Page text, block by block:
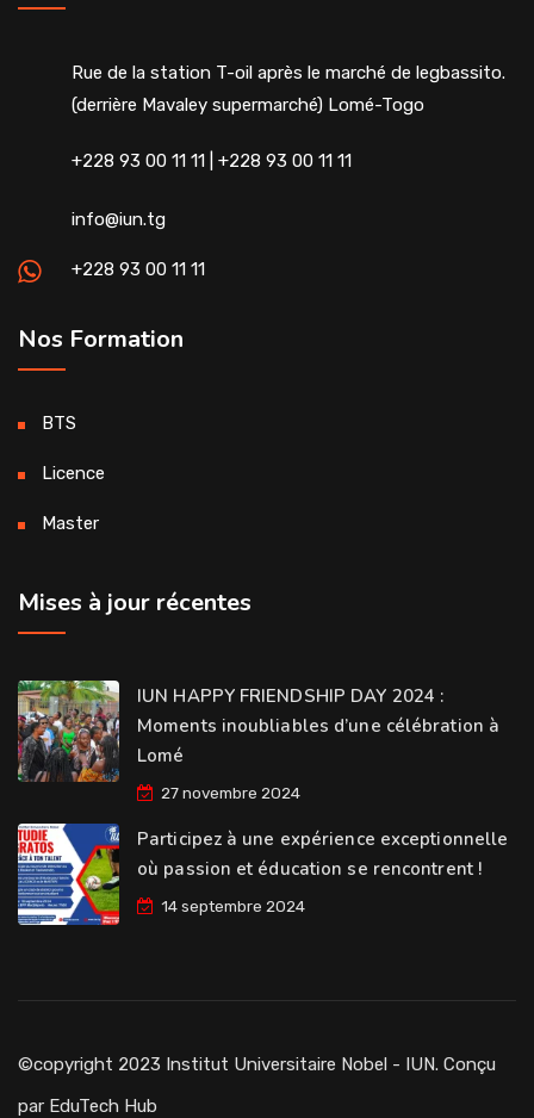
Rue de la station T-oil après le marché de legbassito.
(derrière Mavaley supermarché) Lomé-Togo
+228 93 00 11 11 | +228 93 00 11 11
info@iun.tg
+228 93 00 11 11
Nos Formation
BTS
Licence
Master
Mises à jour récentes
IUN HAPPY FRIENDSHIP DAY 2024 :
Moments inoubliables d’une célébration à
Lomé
27 novembre 2024
Participez à une expérience exceptionnelle
où passion et éducation se rencontrent !
14 septembre 2024
©copyright 2023 Institut Universitaire Nobel - IUN. Conçu
par EduTech Hub